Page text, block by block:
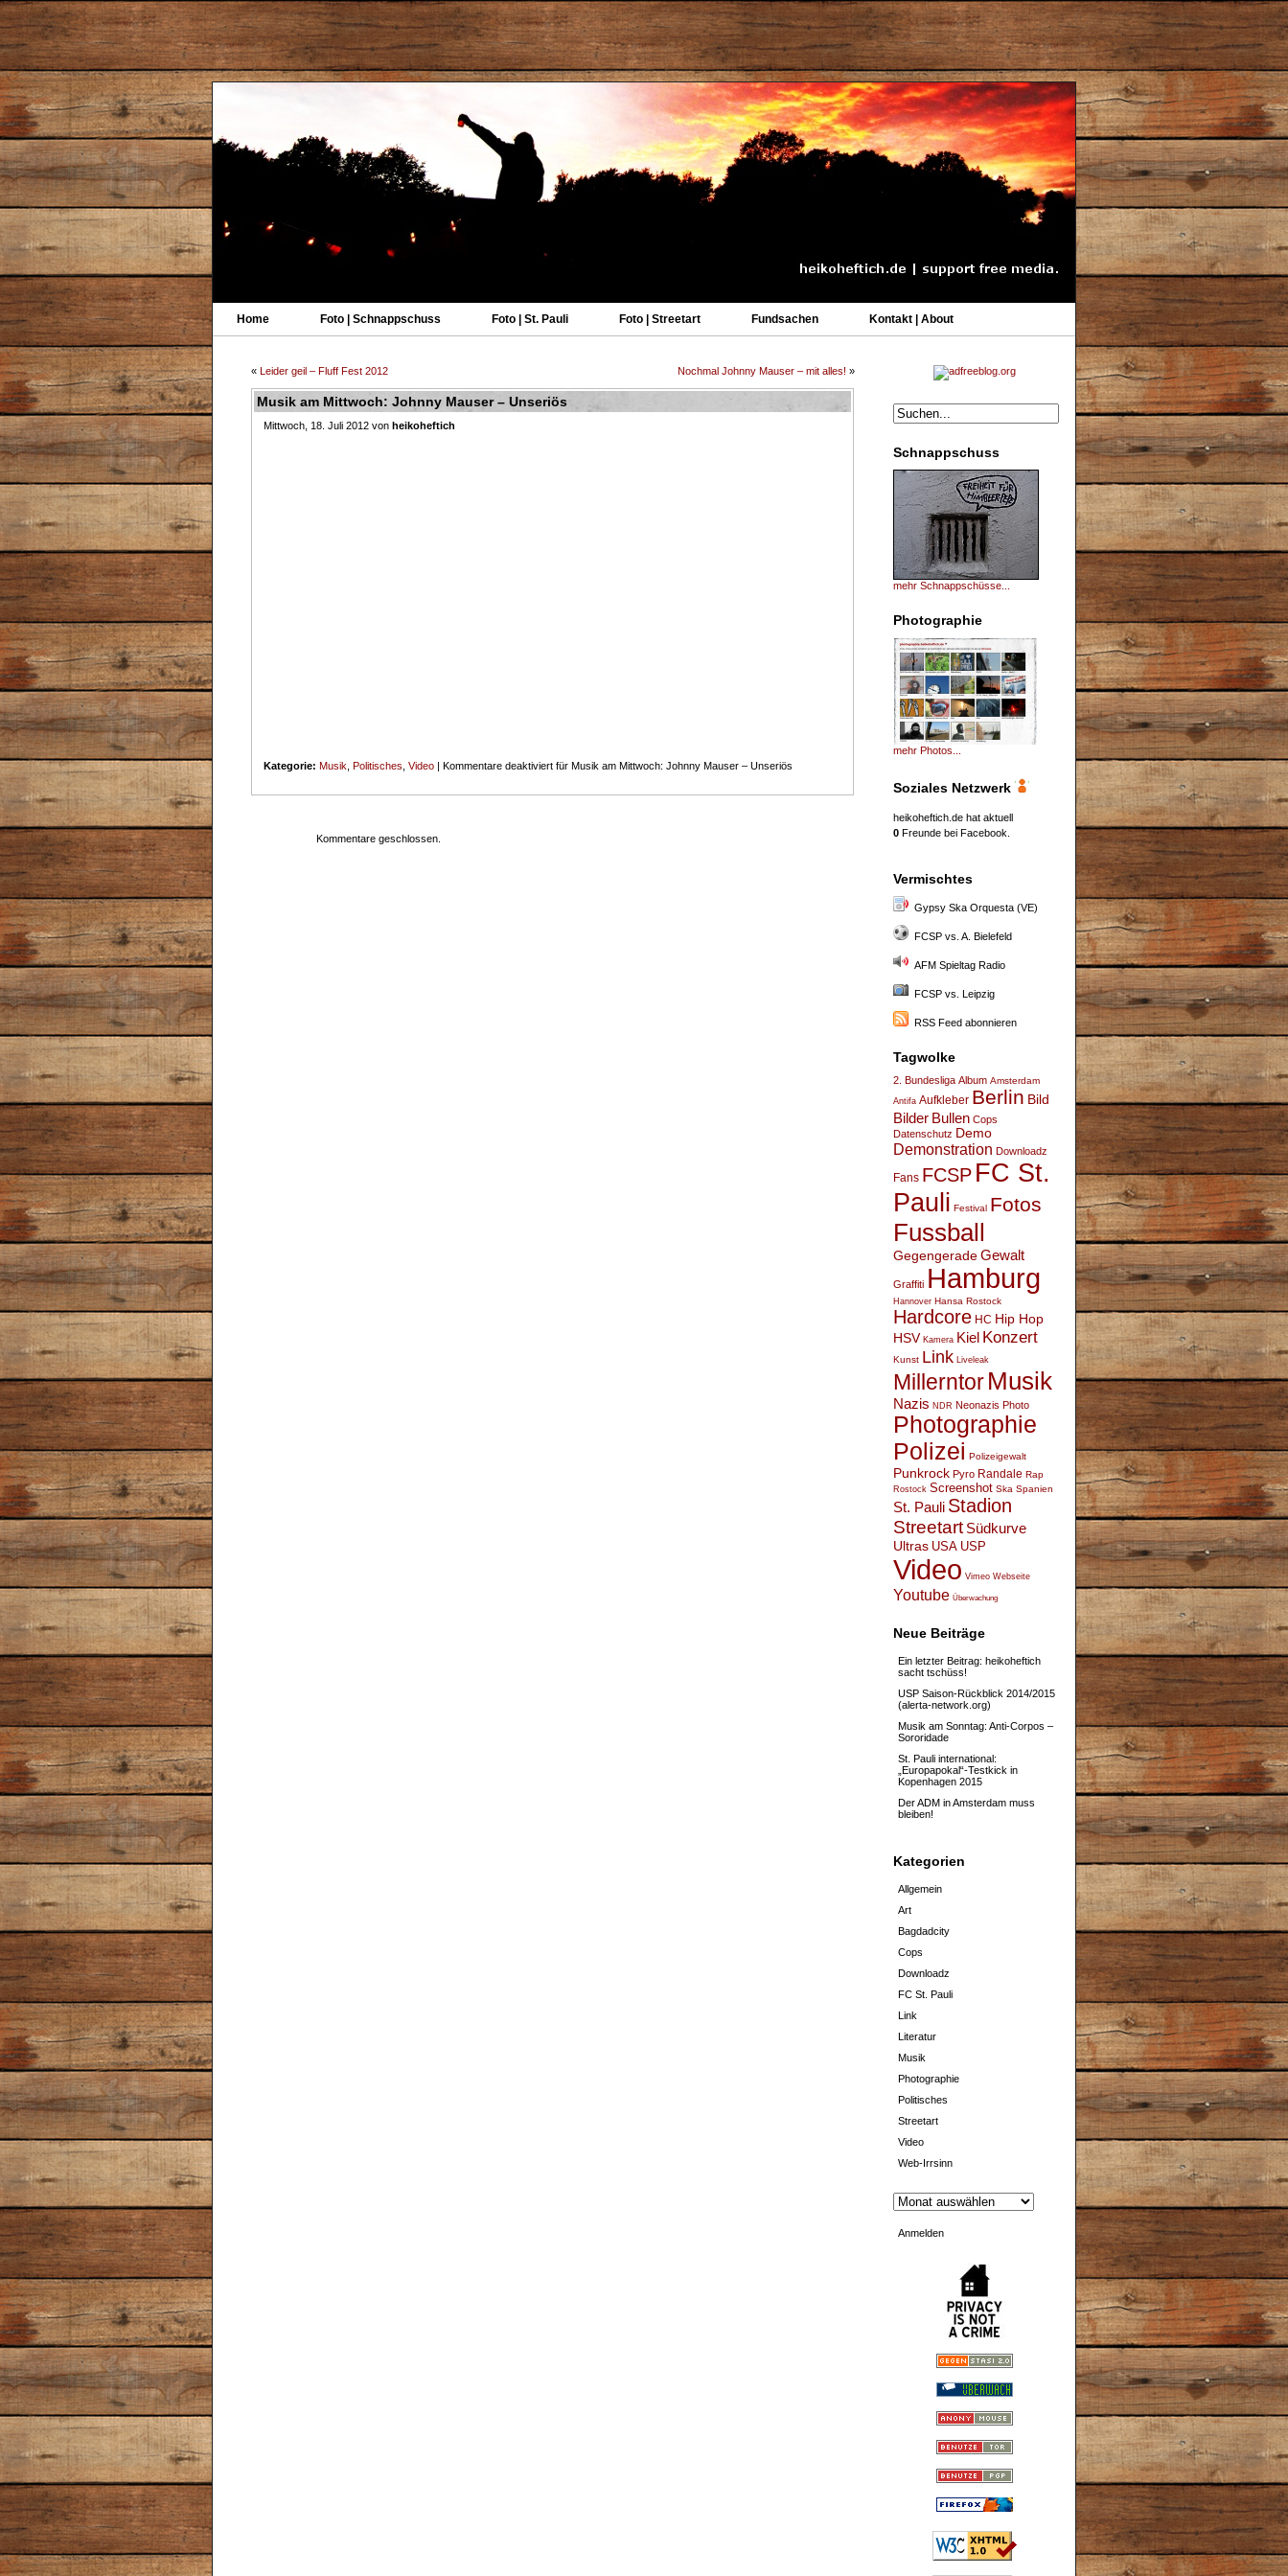
Home Foto | Schnappschuss Foto | St. Pauli Foto | Streetart Fundsachen Kontakt | About
Schnappschuss
mehr Schnappschüsse...
Photographie
mehr Photos...
Soziales Netzwerk
heikoheftich.de hat aktuell
0 Freunde bei Facebook.
Vermischtes
Gypsy Ska Orquesta (VE)
FCSP vs. A. Bielefeld
AFM Spieltag Radio
FCSP vs. Leipzig
RSS Feed abonnieren
Tagwolke
2. Bundesliga Album Amsterdam
Antifa Aufkleber Berlin Bild
Bilder Bullen Cops
Datenschutz Demo
Demonstration Downloadz
Fans FCSP FC St.
Pauli Festival Fotos
Fussball
GegengeradeGewalt
Graffiti Hamburg
Hannover Hansa Rostock
Hardcore HC Hip Hop
HSV Kamera Kiel Konzert
Kunst Link Liveleak
Millerntor Musik
Nazis NDR Neonazis Photo
Photographie
Polizei Polizeigewalt
Punkrock Pyro Randale Rap
Rostock Screenshot Ska Spanien
St. Pauli Stadion
Streetart Südkurve
Ultras USA USP
Video Vimeo Webseite
Youtube Überwachung
Neue Beiträge
Ein letzter Beitrag: heikoheftich
sacht tschüss!
USP Saison-Rückblick 2014/2015
(alerta-network.org)
Musik am Sonntag: Anti-Corpos –
Sororidade
St. Pauli international:
„Europapokal“-Testkick in
Kopenhagen 2015
Der ADM in Amsterdam muss
bleiben!
Kategorien
Allgemein
Art
Bagdadcity
Cops
Downloadz
FC St. Pauli
Link
Literatur
Musik
Photographie
Politisches
Streetart
Video
Web-Irrsinn
Anmelden
« Leider geil – Fluff Fest 2012 Nochmal Johnny Mauser – mit alles! »
Musik am Mittwoch: Johnny Mauser – Unseriös
Mittwoch, 18. Juli 2012 von heikoheftich
Kategorie: Musik Politisches Video | Kommentare deaktiviert für Musik am Mittwoch: Johnny Mauser – Unseriös
Kommentare geschlossen.